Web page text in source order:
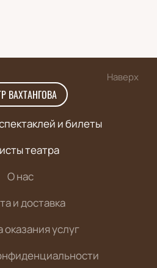
Наверх
ВАХТАНГОВА
и билеты
театра
О нас
и доставка
оказания услуг